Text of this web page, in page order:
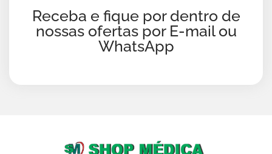
Receba e fique por dentro de
nossas ofertas por E-mail ou
WhatsApp